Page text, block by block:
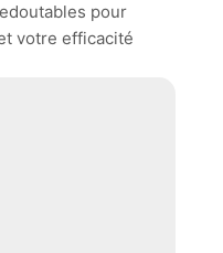
pour
votre efficacité